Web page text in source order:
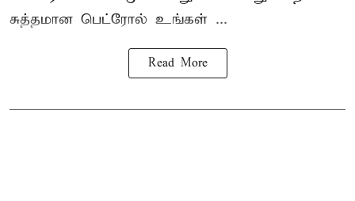
சுத்தமான பெட்ரோல் உங்கள் ...
Read More